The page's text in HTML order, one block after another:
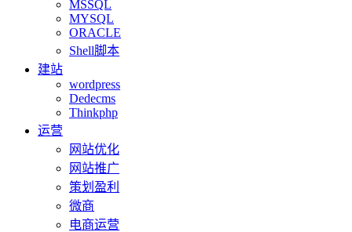
MSSQL
MYSQL
ORACLE
Shell脚本
建站
wordpress
Dedecms
Thinkphp
运营
网站优化
网站推广
策划盈利
微商
电商运营